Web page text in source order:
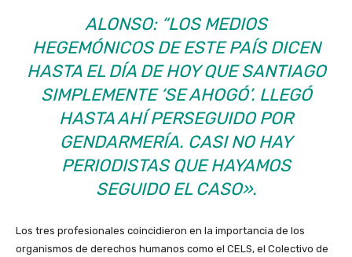
ALONSO: “LOS MEDIOS
HEGEMÓNICOS DE ESTE PAÍS DICEN
HASTA EL DÍA DE HOY QUE SANTIAGO
SIMPLEMENTE ‘SE AHOGÓ’. LLEGÓ
HASTA AHÍ PERSEGUIDO POR
GENDARMERÍA. CASI NO HAY
PERIODISTAS QUE HAYAMOS
SEGUIDO EL CASO».
Los tres profesionales coincidieron en la importancia de los
organismos de derechos humanos como el CELS, el Colectivo de